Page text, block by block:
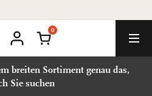
Warenkorb
0
breiten Sortiment genau das,
Sie suchen